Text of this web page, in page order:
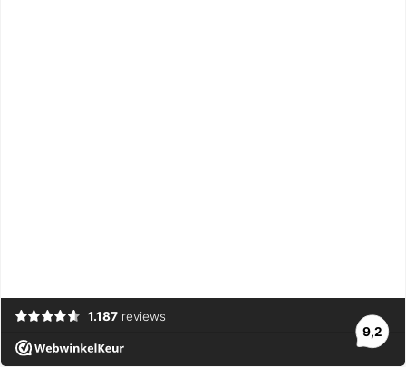
1.187 reviews
9,2